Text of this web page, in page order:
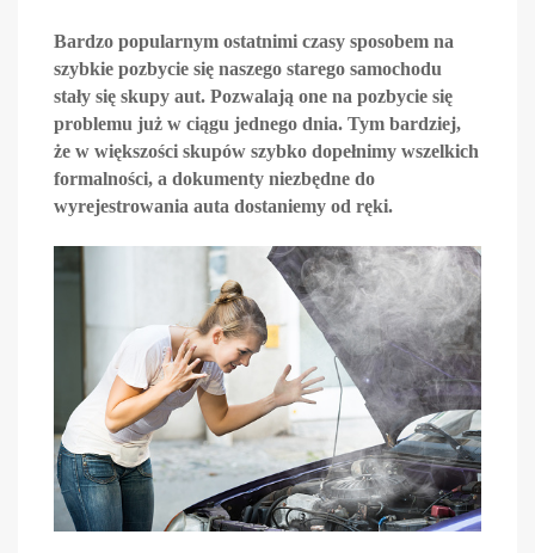
Bardzo popularnym ostatnimi czasy sposobem na
szybkie pozbycie się naszego starego samochodu
stały się skupy aut. Pozwalają one na pozbycie się
problemu już w ciągu jednego dnia. Tym bardziej,
że w większości skupów szybko dopełnimy wszelkich
formalności, a dokumenty niezbędne do
wyrejestrowania auta dostaniemy od ręki.